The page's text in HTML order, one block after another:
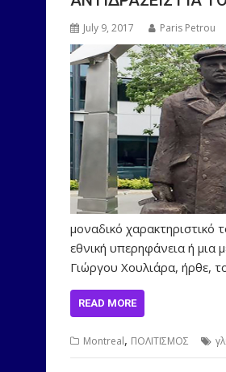
July 9, 2017 Paris Petrou
μοναδικό
εθνική υπερηφάνεια ή μια
Γιώργου Χουλιάρα, ήρθε,
READ MORE
Montreal, ΠΟΛΙΤΙΣΜΟΣ